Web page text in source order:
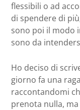
flessibili o ad
di spendere di
sono poi il modo
sono da
Ho deciso di
giorno fa una
raccontandomi
prenota nulla,